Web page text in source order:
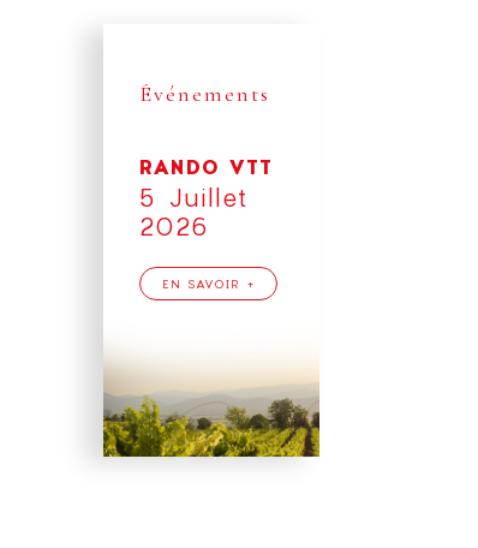
Événements
RANDO VTT
5 Juillet
2026
EN SAVOIR +